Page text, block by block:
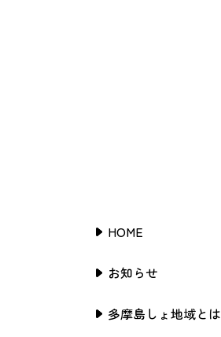
HOME
お知らせ
多摩島しょ地域とは